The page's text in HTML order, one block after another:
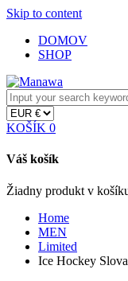
Skip to content
DOMOV
SHOP
KOŠÍK 0
Váš košík
Žiadny produkt v
Home
MEN
Limited
Ice Hockey